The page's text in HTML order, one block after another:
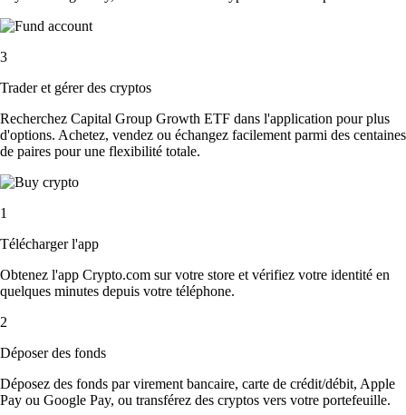
3
Trader et gérer des cryptos
Recherchez Capital Group Growth ETF dans l'application pour plus
d'options. Achetez, vendez ou échangez facilement parmi des centaines
de paires pour une flexibilité totale.
1
Télécharger l'app
Obtenez l'app Crypto.com sur votre store et vérifiez votre identité en
quelques minutes depuis votre téléphone.
2
Déposer des fonds
Déposez des fonds par virement bancaire, carte de crédit/débit, Apple
Pay ou Google Pay, ou transférez des cryptos vers votre portefeuille.